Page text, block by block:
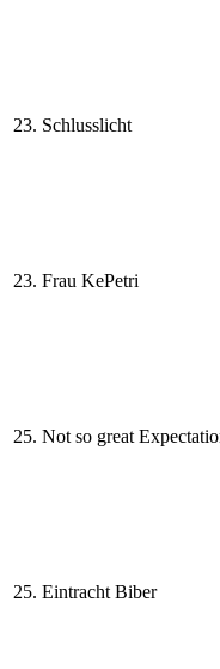
23. Schlusslicht
23. Frau KePetri
25. Not so great
25. Eintracht Biber